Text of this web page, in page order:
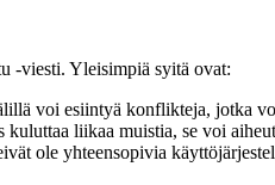
-viesti. Yleisimpiä syitä ovat:
voi esiintyä konflikteja, jotka
liikaa muistia, se voi
ole yhteensopivia